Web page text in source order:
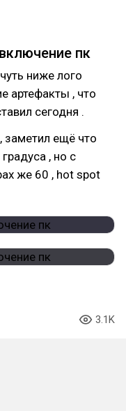
пк
ниже лого
артефакты , что
сегодня .
заметил ещё что
, но с
же 60 , hot spot
3.1K